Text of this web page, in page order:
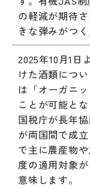
の軽減が期待
きな弾みがつく
2025年10月1日
けた酒類につ
は「オーガニ
ことが可能と
国税庁が長年
が両国間で成
で主に農産物
度の適用対象
意味します。